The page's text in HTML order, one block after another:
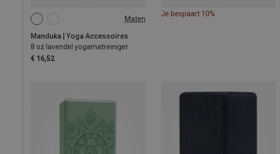
Maten
Manduka | Yoga Accessoires
8 oz lavendel yogamatreiniger
€ 16,52
237ML
Je bespaart 10%